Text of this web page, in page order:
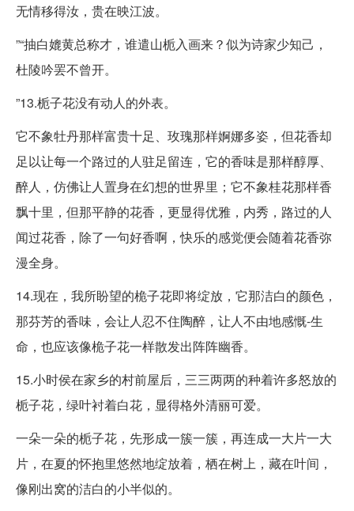
无情移得汝，贵在映江波。
”“抽白媲黄总称才，谁遣山栀入画来？似为诗家少知己，
杜陵吟罢不曾开。
”13.栀子花没有动人的外表。
它不象牡丹那样富贵十足、玫瑰那样婀娜多姿，但花香却
足以让每一个路过的人驻足留连，它的香味是那样醇厚、
醉人，仿佛让人置身在幻想的世界里；它不象桂花那样香
飘十里，但那平静的花香，更显得优雅，内秀，路过的人
闻过花香，除了一句好香啊，快乐的感觉便会随着花香弥
漫全身。
14.现在，我所盼望的桅子花即将绽放，它那洁白的颜色，
那芬芳的香味，会让人忍不住陶醉，让人不由地感慨-生
命，也应该像桅子花一样散发出阵阵幽香。
15.小时侯在家乡的村前屋后，三三两两的种着许多怒放的
栀子花，绿叶衬着白花，显得格外清丽可爱。
一朵一朵的栀子花，先形成一簇一簇，再连成一大片一大
片，在夏的怀抱里悠然地绽放着，栖在树上，藏在叶间，
像刚出窝的洁白的小半似的。